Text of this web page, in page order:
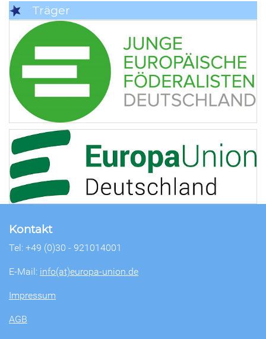
Träger
Kontakt
Tel: +49 (0)30 - 921014001
E-Mail: info(at)europa-union.de
Impressum
AGB